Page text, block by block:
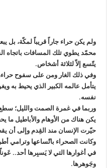
محمّد يطوي تلك المسافات باتجاه
يتّسع إلاّ لثلاثة أشخاص.
وفي ذلك الغار ومن على سفوح
يتأمل عالمه الكبير الذي يحيط به
نفسه.
وربما في غمرة الصمت والليل؛
يكن هناك من الأوهام والأباطيل
حيّرت الإنسان مند القِدم وإلى أن
وكانت الصحراء باتّساعها وترامي
في أغوارها التي لا يَسبِرها أحد..
وجَوهرها.